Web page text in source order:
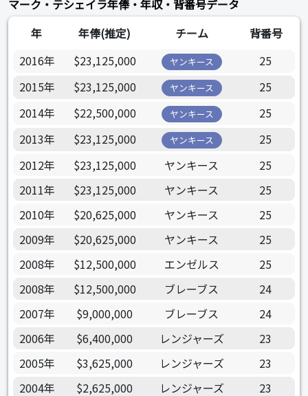
マーク・テシェイラ年俸・年収・背番号データ
年
年俸(推定) チーム
背番号
2016年
$23,125,000 ヤンキース
25
2015年
$23,125,000 ヤンキース
25
2014年
$22,500,000 ヤンキース
25
2013年
$23,125,000 ヤンキース
25
2012年
$23,125,000 ヤンキース
25
2011年
$23,125,000 ヤンキース
25
2010年
$20,625,000 ヤンキース
25
2009年
$20,625,000 ヤンキース
25
2008年
$12,500,000 エンゼルス
25
2008年
$12,500,000 ブレーブス
24
2007年
$9,000,000 ブレーブス
24
2006年
$6,400,000 レンジャーズ
23
2005年
$3,625,000 レンジャーズ
23
2004年
$2,625,000 レンジャーズ
23